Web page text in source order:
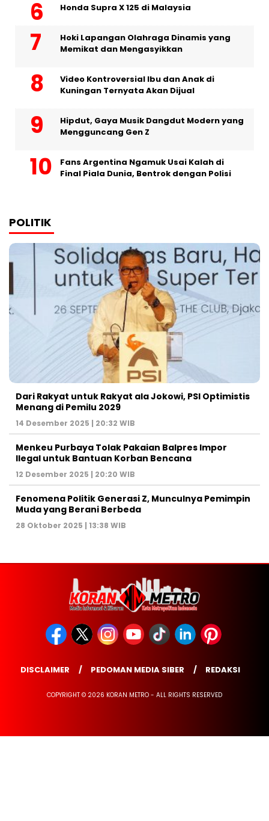
Honda Supra X 125 di Malaysia
Hoki Lapangan Olahraga Dinamis yang
Memikat dan Mengasyikkan
Video Kontroversial Ibu dan Anak di
Kuningan Ternyata Akan Dijual
Hipdut, Gaya Musik Dangdut Modern yang
Mengguncang Gen Z
Fans Argentina Ngamuk Usai Kalah di
Final Piala Dunia, Bentrok dengan Polisi
POLITIK
Dari Rakyat untuk Rakyat ala Jokowi, PSI Optimistis
Menang di Pemilu 2029
14 Desember 2025 | 20:32 WIB
Menkeu Purbaya Tolak Pakaian Balpres Impor
Ilegal untuk Bantuan Korban Bencana
12 Desember 2025 | 20:20 WIB
Fenomena Politik Generasi Z, Munculnya Pemimpin
Muda yang Berani Berbeda
28 Oktober 2025 | 13:38 WIB
DISCLAIMER PEDOMAN MEDIA SIBER REDAKSI
COPYRIGHT © 2026 KORAN METRO - ALL RIGHTS RESERVED